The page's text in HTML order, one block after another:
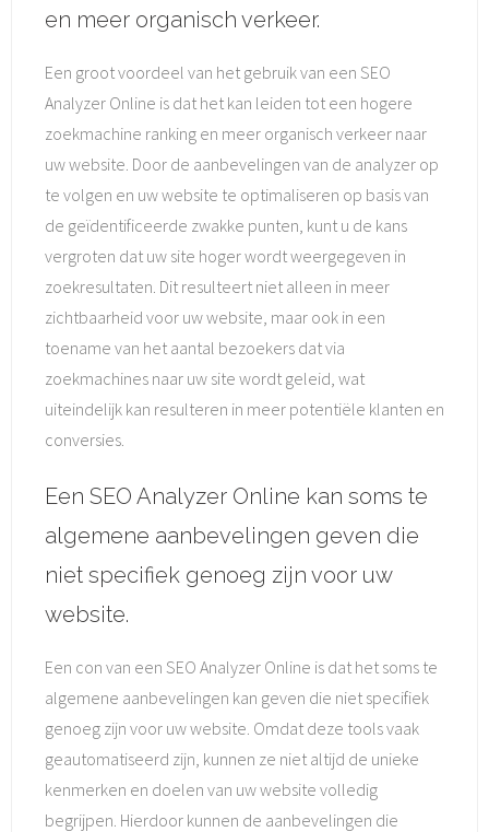
en meer organisch verkeer.
Een groot voordeel van het gebruik van een SEO
Analyzer Online is dat het kan leiden tot een hogere
zoekmachine ranking en meer organisch verkeer naar
uw website. Door de aanbevelingen van de analyzer op
te volgen en uw website te optimaliseren op basis van
de geïdentificeerde zwakke punten, kunt u de kans
vergroten dat uw site hoger wordt weergegeven in
zoekresultaten. Dit resulteert niet alleen in meer
zichtbaarheid voor uw website, maar ook in een
toename van het aantal bezoekers dat via
zoekmachines naar uw site wordt geleid, wat
uiteindelijk kan resulteren in meer potentiële klanten en
conversies.
Een SEO Analyzer Online kan soms te
algemene aanbevelingen geven die
niet specifiek genoeg zijn voor uw
website.
Een con van een SEO Analyzer Online is dat het soms te
algemene aanbevelingen kan geven die niet specifiek
genoeg zijn voor uw website. Omdat deze tools vaak
geautomatiseerd zijn, kunnen ze niet altijd de unieke
kenmerken en doelen van uw website volledig
begrijpen. Hierdoor kunnen de aanbevelingen die